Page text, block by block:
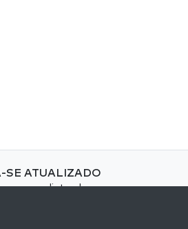
SE ATUALIZADO
nossa lista de
inspiração
em seu email.